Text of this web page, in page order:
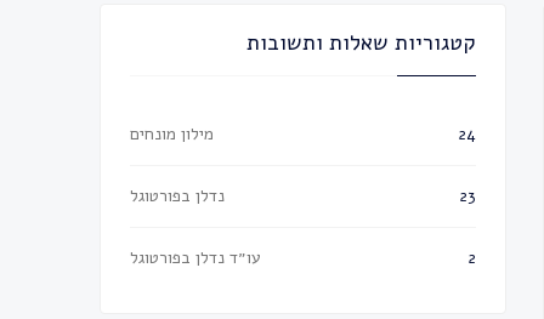
קטגוריות שאלות ותשובות
מילון מונחים 24
נדלן בפורטוגל 23
עו״ד נדלן בפורטוגל 2